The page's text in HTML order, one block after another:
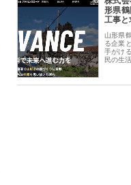
形県
工事と
山形県
る企業
手がけ
民の生